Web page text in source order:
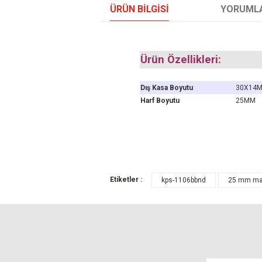
ÜRÜN BILGISI
Ürün Özellikleri:
Dış Kasa Boyutu
Harf Boyutu
25MM
Görüş ve önerileriniz için teşekkür ederiz.
Etiketler : kps-1106bbnd 25 mm